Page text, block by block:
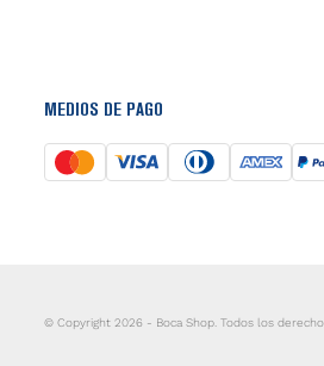
MEDIOS DE PAGO
© Copyright 2026 - Boca Shop. Todos los